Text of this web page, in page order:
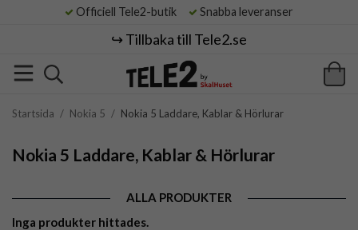
Officiell Tele2-butik Snabba leveranser
↪️ Tillbaka till Tele2.se
Startsida / Nokia 5 / Nokia 5 Laddare, Kablar & Hörlurar
Nokia 5 Laddare, Kablar & Hörlurar
ALLA PRODUKTER
Inga produkter hittades.